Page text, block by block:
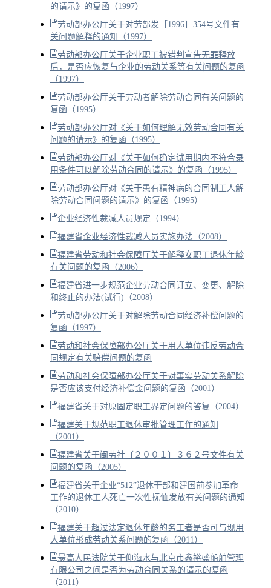
的请示》的复函（1997）
劳动部办公厅关于对劳部发［1996］354号文件有
关问题解释的通知（1997）
劳动部办公厅关于企业职工被错判宣告无罪释放
后，是否应恢复与企业的劳动关系等有关问题的复函
（1997）
劳动部办公厅关于劳动者解除劳动合同有关问题的
复函（1995）
劳动部办公厅对《关于如何理解无效劳动合同有关
问题的请示》的复函（1995）
劳动部办公厅对《关于如何确定试用期内不符合录
用条件可以解除劳动合同的请示》的复函（1995）
劳动部办公厅对《关于患有精神病的合同制工人解
除劳动合同问题的请示》的复函（1995）
企业经济性裁减人员规定（1994）
福建省企业经济性裁减人员实施办法（2008）
福建省劳动和社会保障厅关于解释女职工退休年龄
有关问题的复函（2006）
福建省进一步规范企业劳动合同订立、变更、解除
和终止的办法(试行)（2008）
劳动部办公厅关于对解除劳动合同经济补偿问题的
复函（1997）
劳动和社会保障部办公厅关于用人单位违反劳动合
同规定有关赔偿问题的复函
劳动和社会保障部办公厅关于对事实劳动关系解除
是否应该支付经济补偿金问题的复函（2001）
福建省关于对原固定职工界定问题的答复（2004）
福建关于规范职工退休审批管理工作的通知
（2001）
福建省关于闽劳社〔２００１〕３６２号文件有关
问题的复函（2005）
福建省关于企业“512”退休干部和建国前参加革命
工作的退休工人死亡一次性抚恤发放有关问题的通知
（2010）
福建关于超过法定退休年龄的务工者是否可与现用
人单位形成劳动关系问题的复函（2011）
最高人民法院关于仰海水与北京市鑫裕盛船舶管理
有限公司之间是否为劳动合同关系的请示的复函
（2011）